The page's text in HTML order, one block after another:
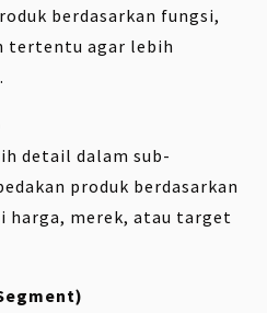
berdasarkan fungsi,
tertentu agar lebih
detail dalam sub-
produk berdasarkan
merek, atau target